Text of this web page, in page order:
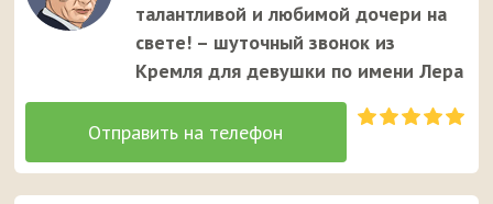
талантливой и любимой дочери на
свете! – шуточный звонок из
Кремля для девушки по имени Лера